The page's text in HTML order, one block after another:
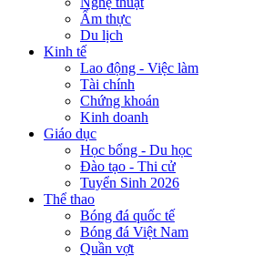
Ẩm thực
Du lịch
Kinh tế
Lao động - Việc làm
Tài chính
Chứng khoán
Kinh doanh
Giáo dục
Học bổng - Du học
Đào tạo - Thi cử
Tuyển Sinh 2026
Thể thao
Bóng đá quốc tế
Bóng đá Việt Nam
Quần vợt